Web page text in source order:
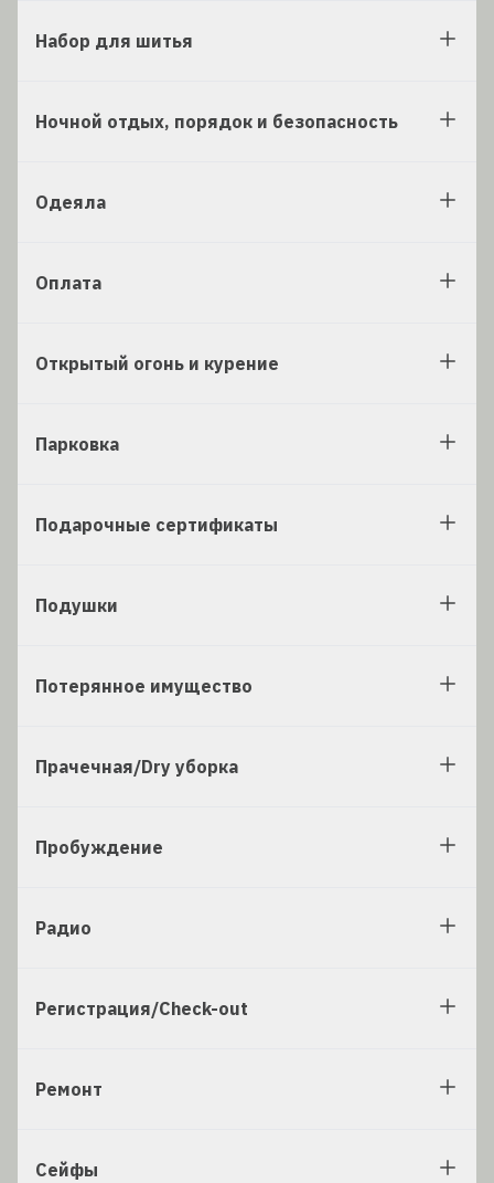
Набор для шитья
Ночной отдых, порядок и безопасность
Одеяла
Оплата
Открытый огонь и курение
Парковка
Подарочные сертификаты
Подушки
Потерянное имущество
Прачечная/Dry уборка
Пробуждение
Радио
Регистрация/Check-out
Ремонт
Сейфы